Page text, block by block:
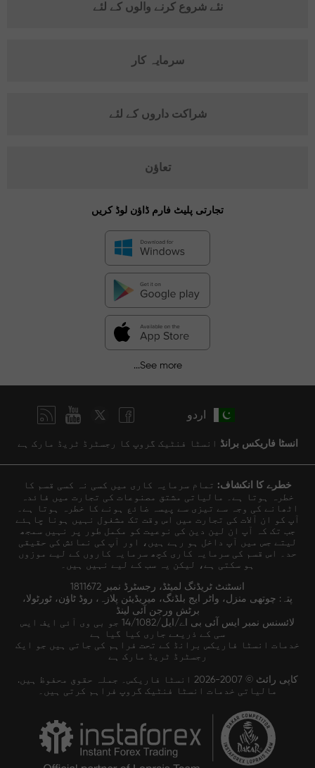
نئے شروع کرنے والوں کے لئے
سرمایہ کار
شراکت داروں کے لئے
تعاؤن
تجارتی پلیٹ فارم ڈاؤن لوڈ کریں
See more...
اردو
انسٹا فاریکس برانڈ انسٹا فنٹیک گروپ کا رجسٹرڈ ٹریڈ مارک ہے
خطرے کا انکشاف: تمام سرمایہ کاری میں کسی نہ کسی قسم کا
خطرہ ہوتا ہے۔ مالیاتی مشتق مصنوعات کی تجارت میں فائدہ
اٹھانے کی وجہ سے تیزی سے پیسہ ضائع ہونے کا خطرہ ہوتا ہے۔
آپ کو ان آلات کی تجارت میں اس وقت تک مشغول نہیں ہونا چاہئے
جب تک کہ آپ ان لین دین کی نوعیت کو مکمل طور پر نہیں سمجھ
لیتے جس میں آپ داخل ہو رہے ہیں، اور آپ کی نمائش کی حقیقی
حد۔ اس قسم کی سرمایہ کاری کچھ سرمایہ کاروں کے لیے موزوں
ہو سکتی ہے، لیکن یہ سب کے لیے نہیں ہیں۔
انسٹنٹ ٹریڈنگ لمیٹڈ، رجسٹرڈ نمبر 1811672
پتہ: چوتھی منزل، واٹر ایج بلڈنگ، میریڈیئن پلازہ، روڈ ٹاؤن، ٹورٹولا،
برٹش ورجن آئی لینڈ
لائسنس نمبر ایس آئی بی اے/ایل/14/1082 جو بی وی آئی ایف ایس
سی کے ذریعے جاری کیا گیا ہے
خدمات انسٹا فاریکس برانڈ کے تحت فراہم کی جاتی ہیں جو ایک
رجسٹرڈ ٹریڈ مارک ہے
کاپی رائٹ © 2007-2026 انسٹا فاریکس۔ جملہ حقوق محفوظ ہیں.
مالیاتی خدمات انسٹا فنٹیک گروپ فراہم کرتی ہیں۔